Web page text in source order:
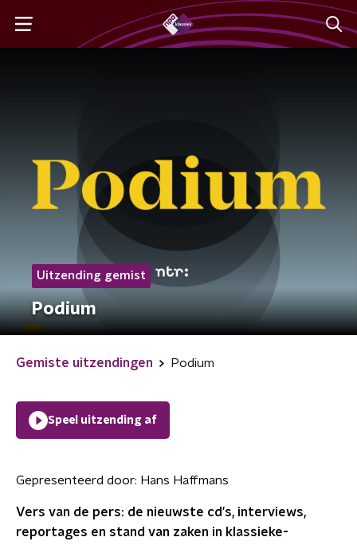
Uitzending gemist
Podium
Gemiste uitzendingen Podium
Speel uitzending af
Gepresenteerd door: Hans Haffmans
Vers van de pers: de nieuwste cd's, interviews,
reportages en stand van zaken in klassieke-